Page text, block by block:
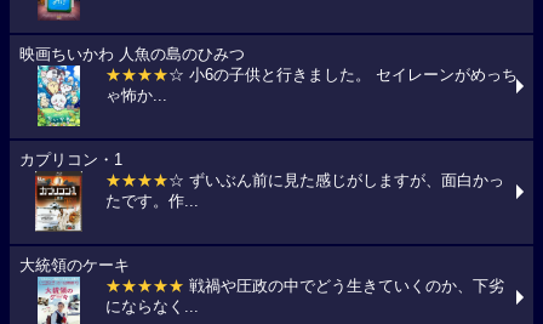
映画ちいかわ 人魚の島のひみつ
★★★★☆ 小6の子供と行きました。 セイレーンがめっち
ゃ怖か...
カプリコン・1
★★★★☆ ずいぶん前に見た感じがしますが、面白かっ
たです。作...
大統領のケーキ
★★★★★ 戦禍や圧政の中でどう生きていくのか、下劣
にならなく...